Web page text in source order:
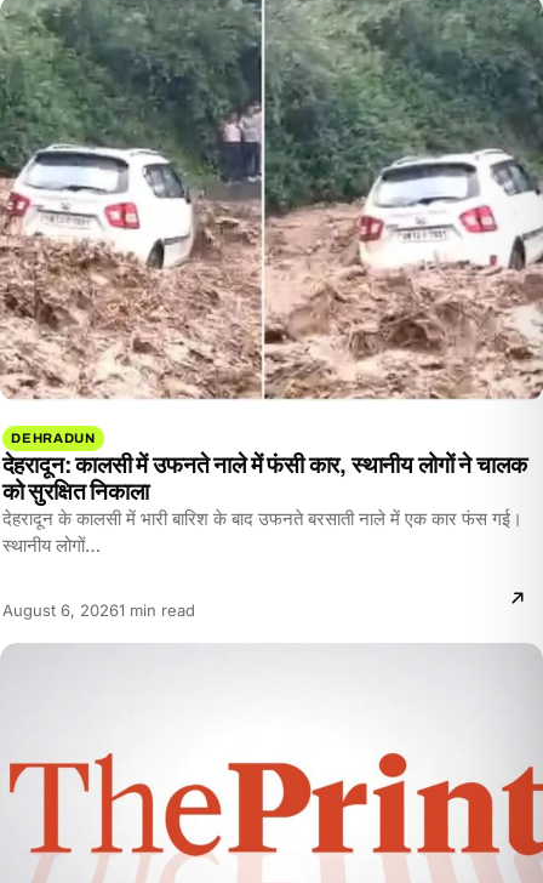
DEHRADUN
देहरादून: कालसी में उफनते नाले में फंसी कार, स्थानीय लोगों ने चालक
को सुरक्षित निकाला
देहरादून के कालसी में भारी बारिश के बाद उफनते बरसाती नाले में एक कार फंस गई।
स्थानीय लोगों…
August 6, 2026Reading
1 min read